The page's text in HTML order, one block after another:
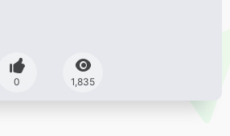
0 1,835